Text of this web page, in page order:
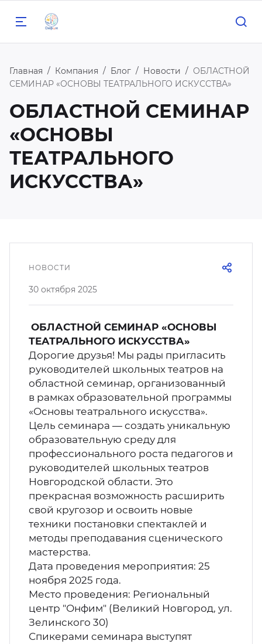
Назад
в СМИ
Назад
программы
Назад
Назад
Назад
Главная Компания Блог Новости
ОБЛАСТНОЙ
СЕМИНАР «ОСНОВЫ ТЕАТРАЛЬНОГО ИСКУССТВА»
ОБЛАСТНОЙ СЕМИНАР
«ОСНОВЫ
ТЕАТРАЛЬНОГО
ИСКУССТВА»
30 октября 2025
НОВОСТИ
ОБЛАСТНОЙ СЕМИНАР «ОСНОВЫ
ТЕАТРАЛЬНОГО ИСКУССТВА»
Дорогие друзья! Мы рады пригласить
руководителей школьных театров на
областной семинар, организованный
в рамках образовательной программы
«Основы театрального искусства».
Цель семинара — создать уникальную
образовательную среду для
профессионального роста педагогов и
руководителей школьных театров
Новгородской области. Это
прекрасная возможность расширить
свой кругозор и освоить новые
техники постановки спектаклей и
методы преподавания сценического
мастерства.
Дата проведения мероприятия: 25
ноября 2025 года.
Место проведения: Региональный
центр "Онфим" (Великий Новгород, ул.
Зелинского 30)
Спикерами семинара выступят